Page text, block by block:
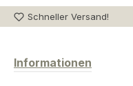
Schneller Versand!
Informationen